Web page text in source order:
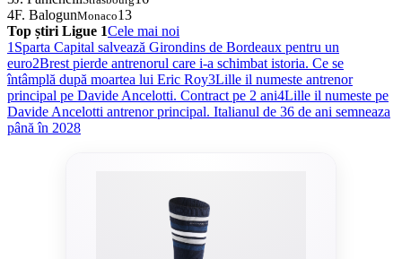
4F. BalogunMonaco13
Top știri Ligue 1Cele mai noi
1 Sparta Capital salvează Girondins de Bordeaux pentru un
euro2Brest pierde antrenorul care i-a schimbat istoria. Ce se
întâmplă după moartea lui Eric Roy3Lille il numeste antrenor
principal pe Davide Ancelotti. Contract pe 2 ani4Lille il numeste pe
Davide Ancelotti antrenor principal. Italianul de 36 de ani semneaza
până în 2028